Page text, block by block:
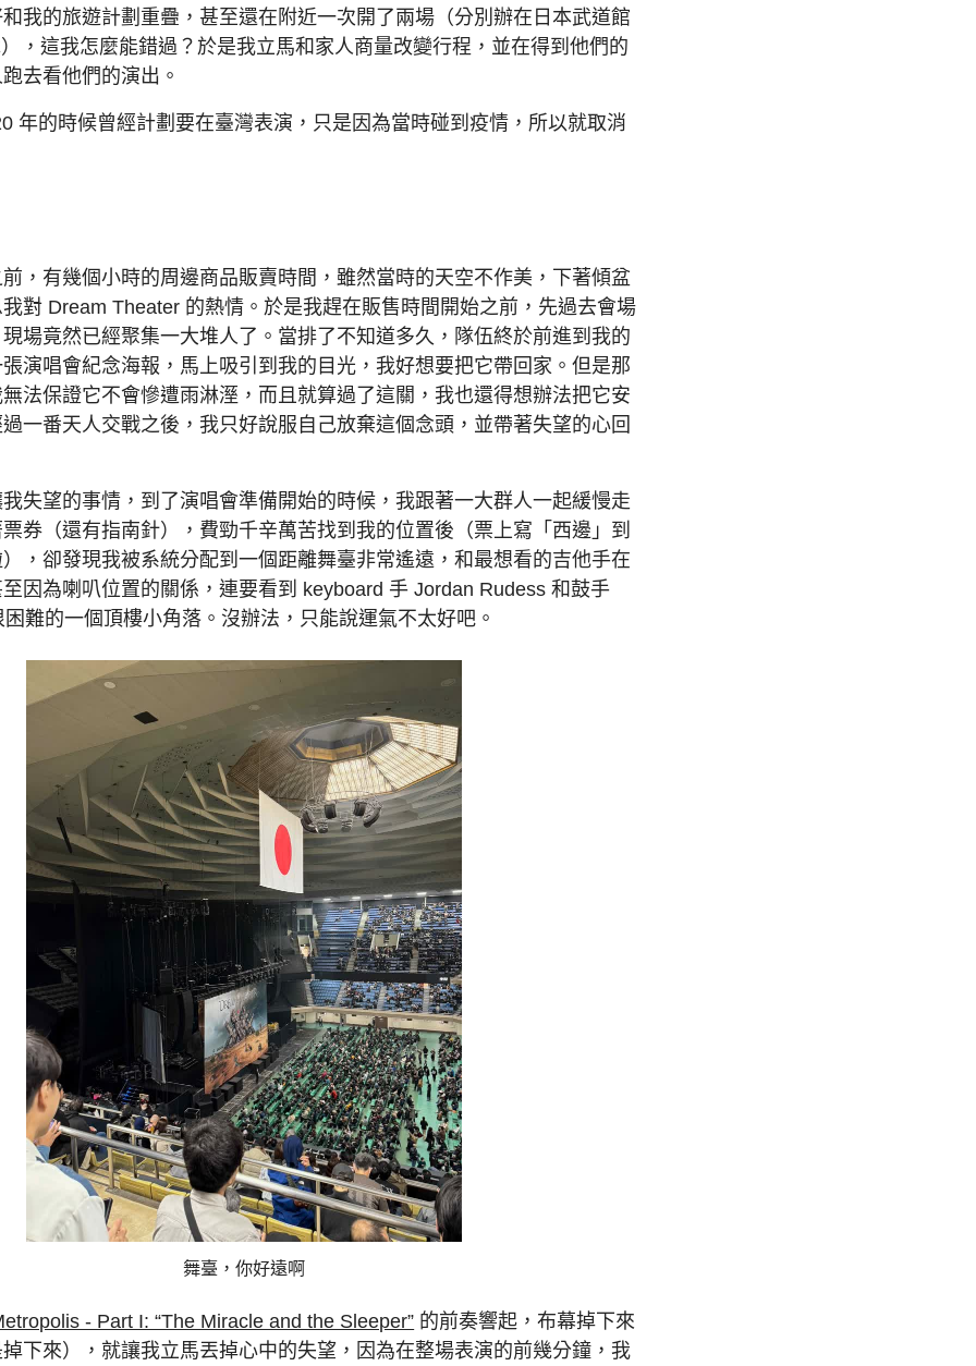
我的旅遊計劃重疊，甚至還在附近一次開了兩場（分別辦在日本武道館
，這我怎麼能錯過？於是我立馬和家人商量改變行程，並在得到他們的
去看他們的演出。
年的時候曾經計劃要在臺灣表演，只是因為當時碰到疫情，所以就取消
，有幾個小時的周邊商品販賣時間，雖然當時的天空不作美，下著傾盆
對 Dream Theater 的熱情。於是我趕在販售時間開始之前，先過去會場
場竟然已經聚集一大堆人了。當排了不知道多久，隊伍終於前進到我的
演唱會紀念海報，馬上吸引到我的目光，我好想要把它帶回家。但是那
法保證它不會慘遭雨淋溼，而且就算過了這關，我也還得想辦法把它安
一番天人交戰之後，我只好說服自己放棄這個念頭，並帶著失望的心回
失望的事情，到了演唱會準備開始的時候，我跟著一大群人一起緩慢走
券（還有指南針），費勁千辛萬苦找到我的位置後（票上寫「西邊」到
，卻發現我被系統分配到一個距離舞臺非常遙遠，和最想看的吉他手在
因為喇叭位置的關係，連要看到 keyboard 手 Jordan Rudess 和鼓手
難的一個頂樓小角落。沒辦法，只能說運氣不太好吧。
舞臺，你好遠啊
- Part I: “The Miracle and the Sleeper” 的前奏響起，布幕掉下來
下來），就讓我立馬丟掉心中的失望，因為在整場表演的前幾分鐘，我